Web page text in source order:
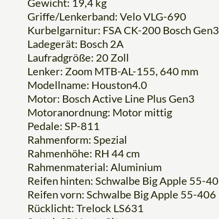
Griffe/Lenkerband: Velo VLG-690
Kurbelgarnitur: FSA CK-200 Bosch Gen3
Ladegerät: Bosch 2A
Laufradgröße: 20 Zoll
Lenker: Zoom MTB-AL-155, 640 mm
Modellname: Houston4.0
Motor: Bosch Active Line Plus Gen3
Motoranordnung: Motor mittig
Pedale: SP-811
Rahmenform: Spezial
Rahmenhöhe: RH 44 cm
Rahmenmaterial: Aluminium
Reifen hinten: Schwalbe Big Apple 55-
Reifen vorn: Schwalbe Big Apple 55-406
Rücklicht: Trelock LS631